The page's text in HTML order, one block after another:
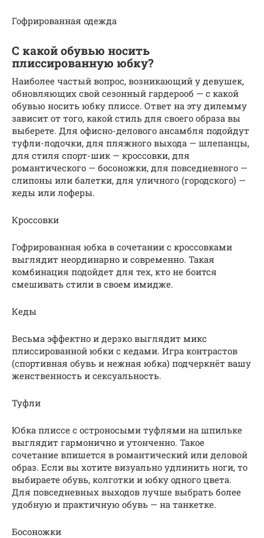
Гофрированная одежда
С какой обувью носить
плиссированную юбку?
Наиболее частый вопрос, возникающий у девушек,
обновляющих свой сезонный гардерооб — с какой
обувью носить юбку плиссе. Ответ на эту дилемму
зависит от того, какой стиль для своего образа вы
выберете. Для офисно-делового ансамбля подойдут
туфли-лодочки, для пляжного выхода — шлепанцы,
для стиля спорт-шик — кроссовки, для
романтического — босоножки, для повседневного —
слипоны или балетки, для уличного (городского) —
кеды или лоферы.
Кроссовки
Гофрированная юбка в сочетании с кроссовками
выглядит неординарно и современно. Такая
комбинация подойдет для тех, кто не боится
смешивать стили в своем имидже.
Кеды
Весьма эффектно и дерзко выглядит микс
плиссированной юбки с кедами. Игра контрастов
(спортивная обувь и нежная юбка) подчеркнёт вашу
женственность и сексуальность.
Туфли
Юбка плиссе с остроносыми туфлями на шпильке
выглядит гармонично и утонченно. Такое
сочетание впишется в романтический или деловой
образ. Если вы хотите визуально удлинить ноги, то
выбираете обувь, колготки и юбку одного цвета.
Для повседневных выходов лучше выбрать более
удобную и практичную обувь — на танкетке.
Босоножки